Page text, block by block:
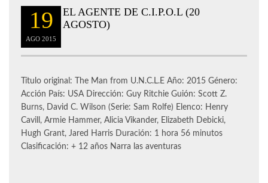
19
AGO 2015
EL AGENTE DE C.I.P.O.L (20
AGOSTO)
Título original: The Man from U.N.C.L.E Año: 2015 Género:
Acción País: USA Dirección: Guy Ritchie Guión: Scott Z.
Burns, David C. Wilson (Serie: Sam Rolfe) Elenco: Henry
Cavill, Armie Hammer, Alicia Vikander, Elizabeth Debicki,
Hugh Grant, Jared Harris Duración: 1 hora 56 minutos
Clasificación: + 12 años Narra las aventuras